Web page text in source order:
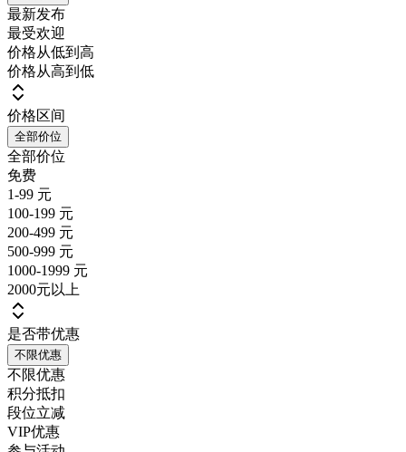
最新发布
最受欢迎
价格从低到高
价格从高到低
价格区间
全部价位
全部价位
免费
1-99 元
100-199 元
200-499 元
500-999 元
1000-1999 元
2000元以上
是否带优惠
不限优惠
不限优惠
积分抵扣
段位立减
VIP优惠